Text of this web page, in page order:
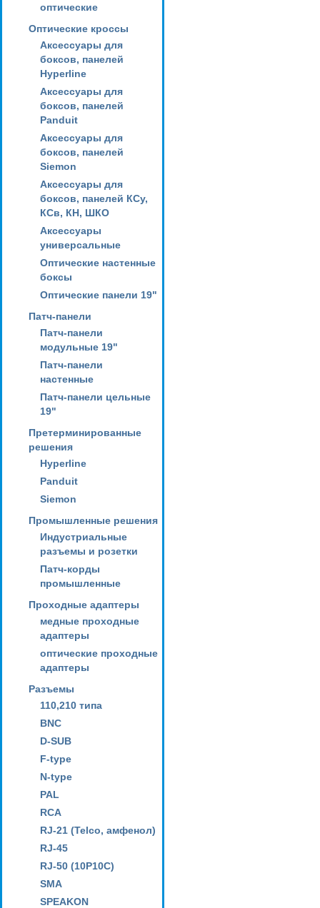
оптические
Оптические кроссы
Аксессуары для
боксов, панелей
Hyperline
Аксессуары для
боксов, панелей
Panduit
Аксессуары для
боксов, панелей
Siemon
Аксессуары для
боксов, панелей КСу,
КСв, КН, ШКО
Аксессуары
универсальные
Оптические настенные
боксы
Оптические панели 19"
Патч-панели
Патч-панели
модульные 19"
Патч-панели
настенные
Патч-панели цельные
19"
Претерминированные
решения
Hyperline
Panduit
Siemon
Промышленные решения
Индустриальные
разъемы и розетки
Патч-корды
промышленные
Проходные адаптеры
медные проходные
адаптеры
оптические проходные
адаптеры
Разъемы
110,210 типа
BNC
D-SUB
F-type
N-type
PAL
RCA
RJ-21 (Telco, амфенол)
RJ-45
RJ-50 (10P10C)
SMA
SPEAKON